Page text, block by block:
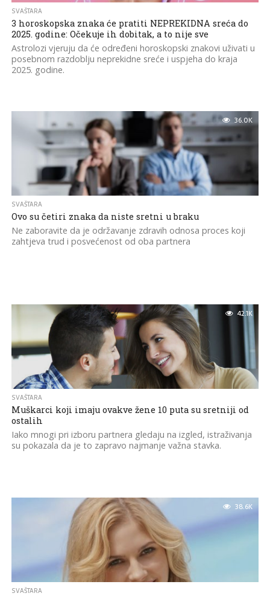
SVAŠTARA
3 horoskopska znaka će pratiti NEPREKIDNA sreća do
2025. godine: Očekuje ih dobitak, a to nije sve
Astrolozi vjeruju da će određeni horoskopski znakovi uživati u
posebnom razdoblju neprekidne sreće i uspjeha do kraja
2025. godine.
36.0K
SVAŠTARA
Ovo su četiri znaka da niste sretni u braku
Ne zaboravite da je održavanje zdravih odnosa proces koji
zahtjeva trud i posvećenost od oba partnera
42.1K
SVAŠTARA
Muškarci koji imaju ovakve žene 10 puta su sretniji od
ostalih
Iako mnogi pri izboru partnera gledaju na izgled, istraživanja
su pokazala da je to zapravo najmanje važna stavka.
38.6K
SVAŠTARA